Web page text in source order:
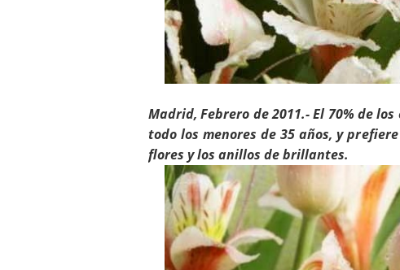
Madrid, Febrero de 2011.-El 70% de
todo los menores de 35 años, y
flores y los anillos de brillantes.